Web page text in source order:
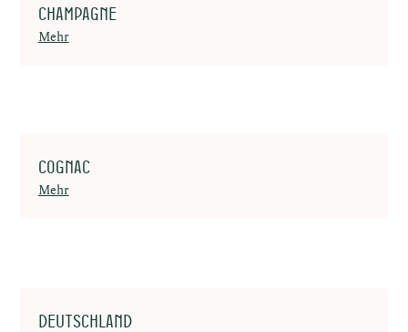
Champagne
Mehr
Cognac
Mehr
Deutschland